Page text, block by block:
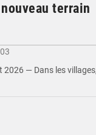
terrain
2026 — Dans les villages,